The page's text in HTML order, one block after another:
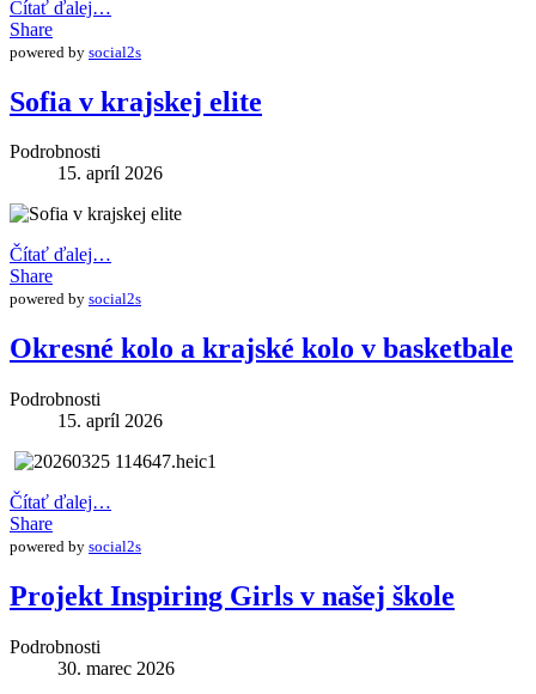
Čítať ďalej…
Share
powered by social2s
Sofia v krajskej elite
Podrobnosti
15. apríl 2026
Čítať ďalej…
Share
powered by social2s
Okresné kolo a krajské kolo v basketbale
Podrobnosti
15. apríl 2026
Čítať ďalej…
Share
powered by social2s
Projekt Inspiring Girls v našej škole
Podrobnosti
30. marec 2026